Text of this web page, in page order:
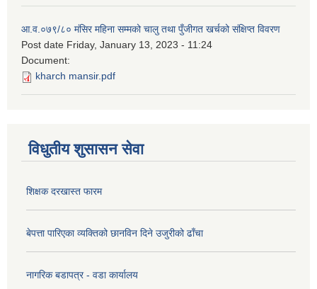
आ.व.०७९/८० मंसिर महिना सम्मको चालु तथा पुँजीगत खर्चको संक्षिप्त विवरण
Post date Friday, January 13, 2023 - 11:24
Document:
kharch mansir.pdf
विधुतीय शुसासन सेवा
शिक्षक दरखास्त फारम
बेपत्ता पारिएका व्यक्तिको छानविन दिने उजुरीको ढाँचा
नागरिक बडापत्र - वडा कार्यालय